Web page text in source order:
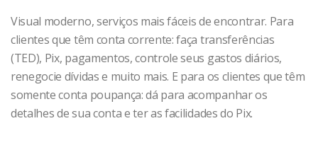
Visual moderno, serviços mais fáceis de encontrar. Para
clientes que têm conta corrente: faça transferências
(TED), Pix, pagamentos, controle seus gastos diários,
renegocie dívidas e muito mais. E para os clientes que têm
somente conta poupança: dá para acompanhar os
detalhes de sua conta e ter as facilidades do Pix.